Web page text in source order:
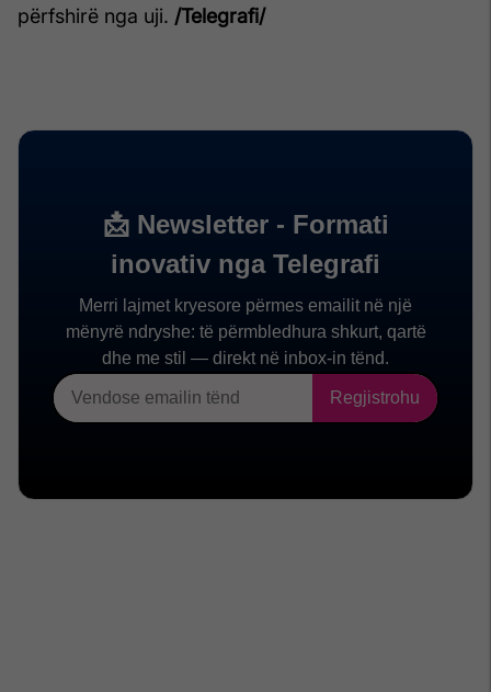
përfshirë nga uji. /Telegrafi/